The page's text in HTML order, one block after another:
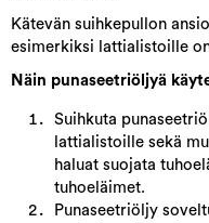
Kätevän suihkepullon
esimerkiksi lattialistoille
Näin punaseetriöljyä
Suihkuta
lattialistoille sekä
haluat suojata
tuhoeläimet.
Punaseetriöljy